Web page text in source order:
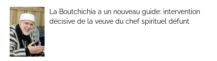
La Boutchichia a un nouveau guide: intervention
décisive de la veuve du chef spirituel défunt